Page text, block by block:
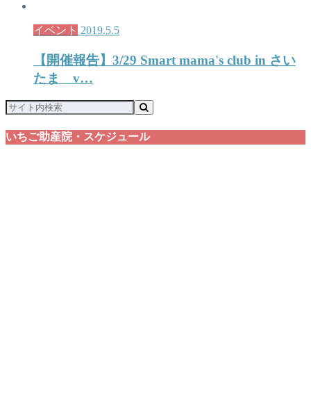
イベント 2019.5.5
【開催報告】3/29 Smart mama's club in さい
たま v…
いちご助産院・スケジュール